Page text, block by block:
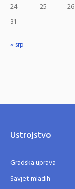
24
25 26
31
« srp
Ustrojstvo
Gradska uprava
Savjet mladih